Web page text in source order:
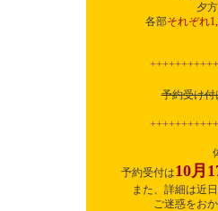
夕
各部それぞれ
予約受け付
予約受付は10月
また、詳細は近
ご迷惑をお